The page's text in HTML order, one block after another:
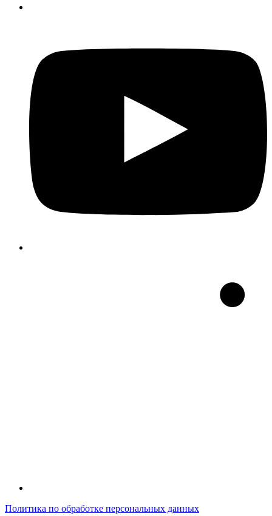
Политика по обработке персональных данных